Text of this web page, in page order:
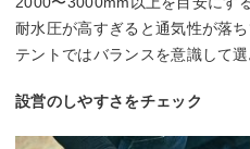
耐水圧が高すぎると通気性が落
テントではバランスを意識して
設営のしやすさをチェック